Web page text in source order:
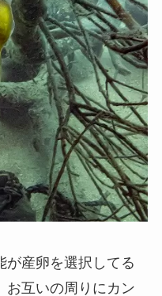
が産卵を選択してる
お互いの周りにカン